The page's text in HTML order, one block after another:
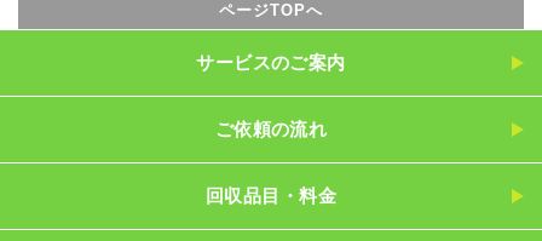
ページTOPへ
サービスのご案内
ご依頼の流れ
回収品目・料金